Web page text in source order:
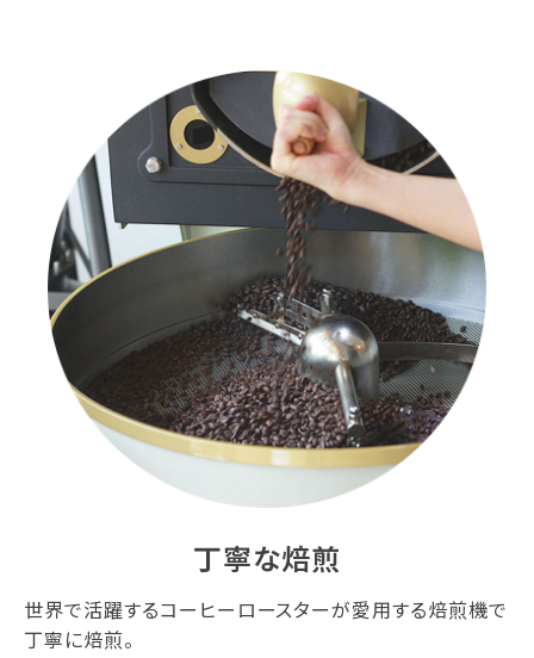
丁寧な焙煎
世界で活躍するコーヒーロースターが愛用する焙煎機で
丁寧に焙煎。